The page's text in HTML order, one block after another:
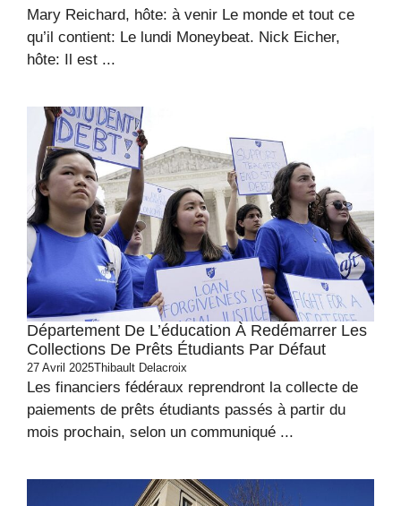
Mary Reichard, hôte: à venir Le monde et tout ce
qu’il contient: Le lundi Moneybeat. Nick Eicher,
hôte: Il est ...
Département De L’éducation À Redémarrer Les
Collections De Prêts Étudiants Par Défaut
27 Avril 2025Thibault Delacroix
Les financiers fédéraux reprendront la collecte de
paiements de prêts étudiants passés à partir du
mois prochain, selon un communiqué ...